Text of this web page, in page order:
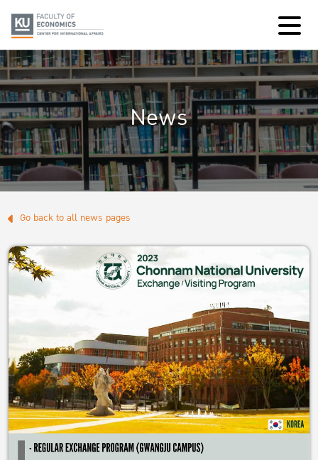
News
Go back to all news pages